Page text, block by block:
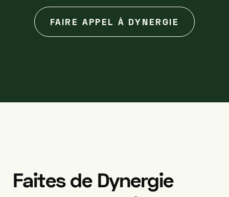
FAIRE APPEL À DYNERGIE
Faites de Dynergie